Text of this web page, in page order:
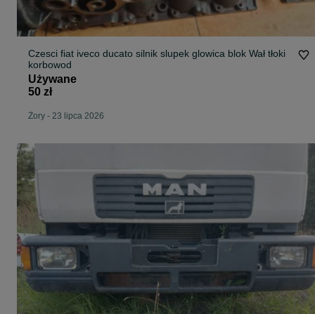
Czesci fiat iveco ducato silnik slupek glowica blok Wał tłoki
korbowod
Używane
50 zł
Żory - 23 lipca 2026